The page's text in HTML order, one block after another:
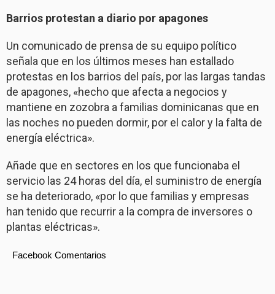
Barrios protestan a diario por apagones
Un comunicado de prensa de su equipo político
señala que en los últimos meses han estallado
protestas en los barrios del país, por las largas tandas
de apagones, «hecho que afecta a negocios y
mantiene en zozobra a familias dominicanas que en
las noches no pueden dormir, por el calor y la falta de
energía eléctrica».
Añade que en sectores en los que funcionaba el
servicio las 24 horas del día, el suministro de energía
se ha deteriorado, «por lo que familias y empresas
han tenido que recurrir a la compra de inversores o
plantas eléctricas».
Facebook Comentarios